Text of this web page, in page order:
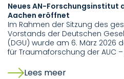
Neues AN-Forschungsinstitut
Aachen eröffnet
Im Rahmen der Sitzung des
Vorstands der Deutschen
(DGU) wurde am 6. März 2026
für Traumaforschung der AUC
Lees meer